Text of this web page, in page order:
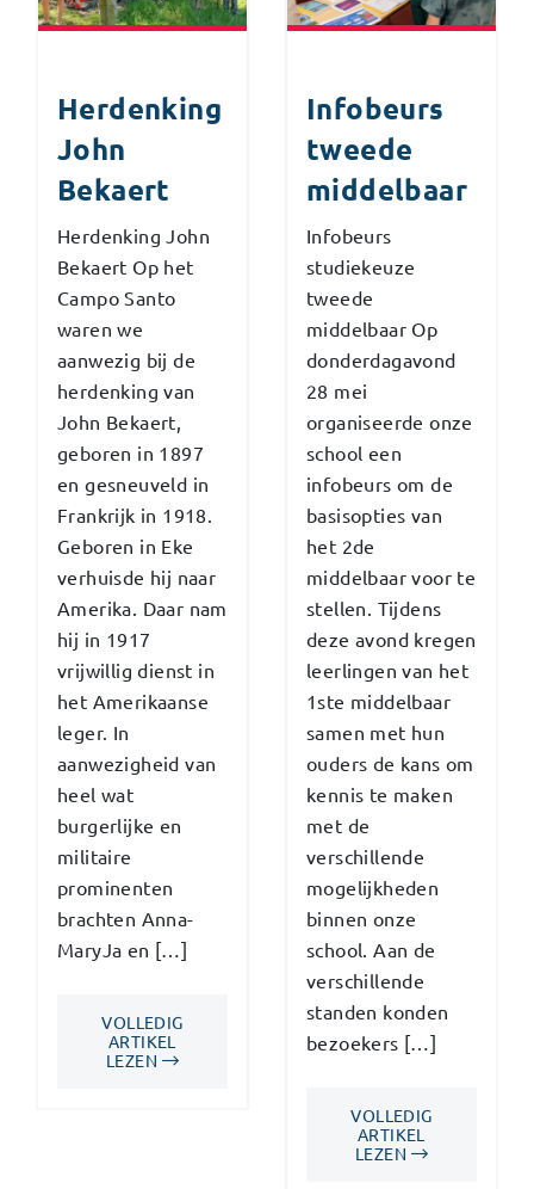
Herdenking
John
Bekaert
Herdenking John
Bekaert Op het
Campo Santo
waren we
aanwezig bij de
herdenking van
John Bekaert,
geboren in 1897
en gesneuveld in
Frankrijk in 1918.
Geboren in Eke
verhuisde hij naar
Amerika. Daar nam
hij in 1917
vrijwillig dienst in
het Amerikaanse
leger. In
aanwezigheid van
heel wat
burgerlijke en
militaire
prominenten
brachten Anna-
MaryJa en […]
VOLLEDIG
ARTIKEL
LEZEN
Infobeurs
tweede
middelbaar
Infobeurs
studiekeuze
tweede
middelbaar Op
donderdagavond
28 mei
organiseerde onze
school een
infobeurs om de
basisopties van
het 2de
middelbaar voor te
stellen. Tijdens
deze avond kregen
leerlingen van het
1ste middelbaar
samen met hun
ouders de kans om
kennis te maken
met de
verschillende
mogelijkheden
binnen onze
school. Aan de
verschillende
standen konden
bezoekers […]
VOLLEDIG
ARTIKEL
LEZEN